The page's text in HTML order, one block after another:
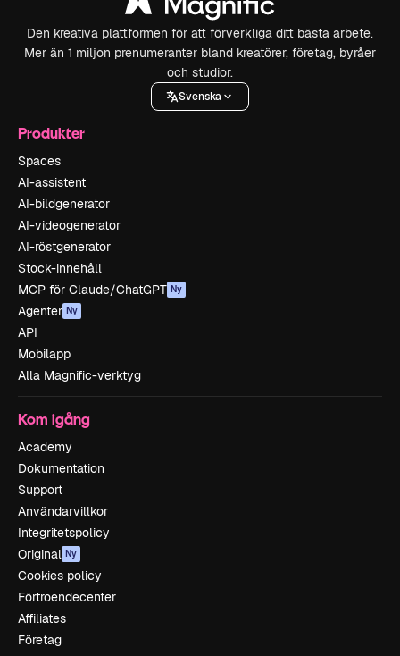
Den kreativa plattformen för att förverkliga ditt bästa arbete.
Mer än 1 miljon prenumeranter bland kreatörer, företag, byråer
och studior.
Svenska
Produkter
Spaces
AI-assistent
AI-bildgenerator
AI-videogenerator
AI-röstgenerator
Stock-innehåll
MCP för Claude/ChatGPT Ny
Agenter Ny
API
Mobilapp
Alla Magnific-verktyg
Kom igång
Academy
Dokumentation
Support
Användarvillkor
Integritetspolicy
Original Ny
Cookies policy
Förtroendecenter
Affiliates
Företag